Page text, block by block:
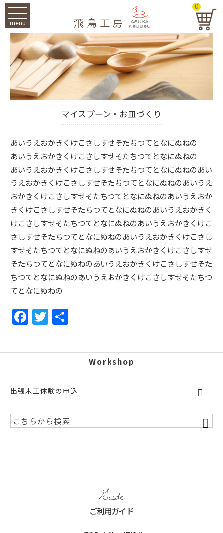
menu
0
マイスプーン・お皿づくり
あいうえおかきくけこさしすせそたちつてとなにぬねの
あいうえおかきくけこさしすせそたちつてとなにぬねの
あいうえおかきくけこさしすせそたちつてとなにぬねのあい
うえおかきくけこさしすせそたちつてとなにぬねのあいうえ
おかきくけこさしすせそたちつてとなにぬねのあいうえおか
きくけこさしすせそたちつてとなにぬねのあいうえおかきく
けこさしすせそたちつてとなにぬねのあいうえおかきくけこ
さしすせそたちつてとなにぬねのあいうえおかきくけこさし
すせそたちつてとなにぬねのあいうえおかきくけこさしすせ
そたちつてとなにぬねのあいうえおかきくけこさしすせそた
ちつてとなにぬねのあいうえおかきくけこさしすせそたちつ
てとなにぬねの
F
a
c
o
o
k
T
w
itt
Workshop
出張木工体験の申込
Guide
ご利用ガイド